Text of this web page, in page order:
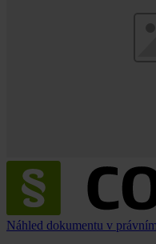
Náhled dokumentu v